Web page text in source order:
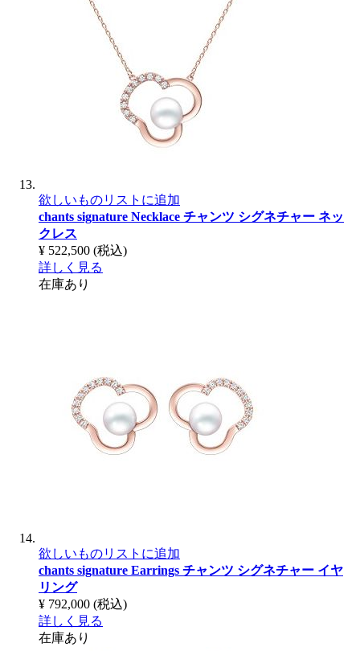
欲しいものリストに追加
chants signature Necklace チャンツ シグネチャー ネッ
クレス
¥ 522,500 (税込)
詳しく見る
在庫あり
欲しいものリストに追加
chants signature Earrings チャンツ シグネチャー イヤ
リング
¥ 792,000 (税込)
詳しく見る
在庫あり